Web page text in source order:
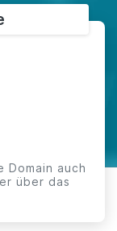
Domain auch
über das